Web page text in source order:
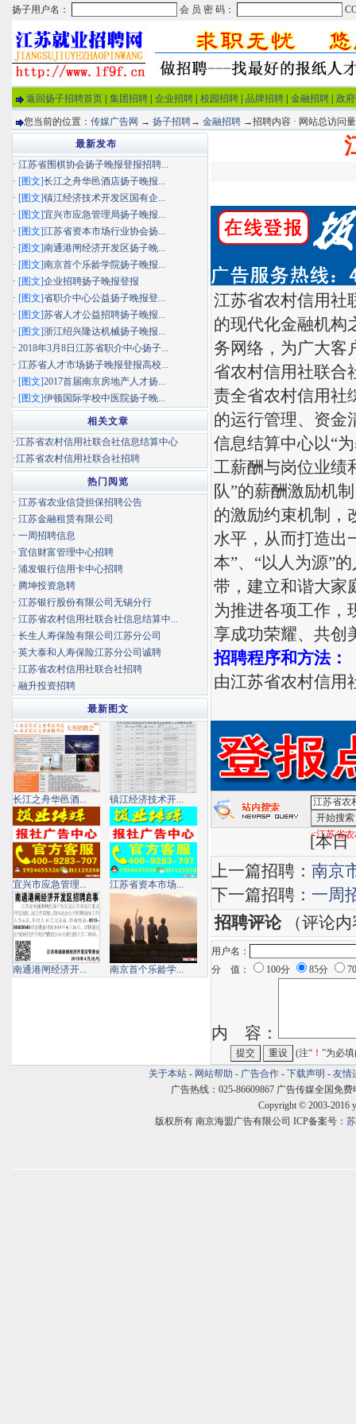
返回扬子招聘首页 集团招聘 企业招聘 校园招聘 品牌招聘 金融招聘 政
您当前的位置： 传媒广告网 → 扬子招聘→ 金融招聘 →招聘内容 · 网站总访问
江苏省农村信用社
的现代化金融机构
务网络，为广大客
省农村信用社联合
责全省农村信用社
的运行管理、资金
信息结算中心以“
工薪酬与岗位业绩
队”的薪酬激励机
的激励约束机制，
水平，从而打造出
本”、“以人为源”
带，建立和谐大家
为推进各项工作，
享成功荣耀、共创
招聘程序和方法：
由江苏省农村信用
<江苏省
[本日
上一篇招聘： 南京
下一篇招聘： 一周
招聘评论（评论内
用户名：
分 值：
100分 85分
内 容：
(注“ ！ ”为必
最新发布
· 江苏省围棋协会扬子晚报登报招聘...
· [图文]长江之舟华邑酒店扬子晚报...
· [图文]镇江经济技术开发区国有企...
· [图文]宜兴市应急管理局扬子晚报...
· [图文]江苏省资本市场行业协会扬...
· [图文]南通港闸经济开发区扬子晚...
· [图文]南京首个乐龄学院扬子晚报...
· [图文]企业招聘扬子晚报登报
· [图文]省职介中心公益扬子晚报登...
· [图文]苏省人才公益招聘扬子晚报...
· [图文]浙江绍兴隆达机械扬子晚报...
· 2018年3月8日江苏省职介中心扬子...
· 江苏省人才市场扬子晚报登报高校...
· [图文]2017首届南京房地产人才扬...
· [图文]伊顿国际学校中医院扬子晚...
相关文章
·江苏省农村信用社联合社信息结算中心
·江苏省农村信用社联合社招聘
热门阅览
· 江苏省农业信贷担保招聘公告
· 江苏金融租赁有限公司
· 一周招聘信息
· 宜信财富管理中心招聘
· 浦发银行信用卡中心招聘
· 腾坤投资急聘
· 江苏银行股份有限公司无锡分行
· 江苏省农村信用社联合社信息结算中...
· 长生人寿保险有限公司江苏分公司
· 英大泰和人寿保险江苏分公司诚聘
· 江苏省农村信用社联合社招聘
· 融升投资招聘
最新图文
长江之舟华邑酒... 镇江经济技术开...
宜兴市应急管理... 江苏省资本市场...
南通港闸经济开... 南京首个乐龄学...
关于本站 - 网站帮助 - 广告合作 - 下载声明 - 友情
广告热线：025-86609867 广告传媒全国免费
Copyright © 2003-2016
版权所有 南京海盟广告有限公司 ICP备案号：